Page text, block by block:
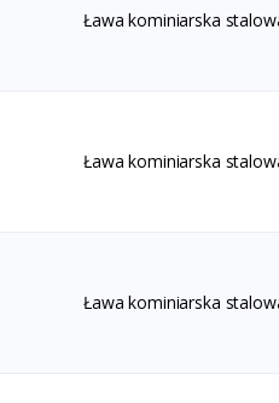
Ława kominiarska
Ława kominiarska
Ława kominiarska